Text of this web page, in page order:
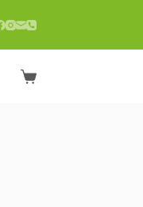
Carro